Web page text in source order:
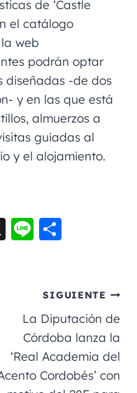
de ‘Castle
el catálogo
web
podrán optar
diseñadas -de dos
y en las que está
almuerzos a
guiadas al
y el alojamiento.
X
Li
p
a
rt
ir
SIGUIENTE
La Diputación de
Córdoba lanza la
‘Real Academia del
Cordobés’ con